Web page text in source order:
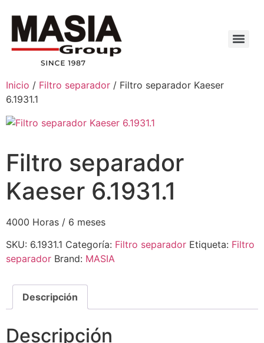
Inicio / Filtro separador / Filtro separador Kaeser
6.1931.1
Filtro separador
Kaeser 6.1931.1
4000 Horas / 6 meses
SKU: 6.1931.1 Categoría: Filtro separador Etiqueta: Filtro
separador Brand: MASIA
Descripción
Descripción